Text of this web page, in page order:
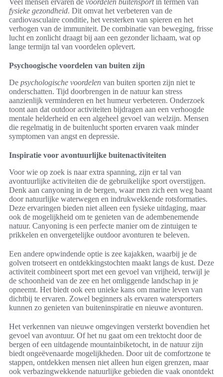
Veel mensen ervaren de voordelen buitensportin termen van
fysieke gezondheid. Dit omvat het verbeteren van de
cardiovasculaire conditie, het versterken van spieren en het
verhogen van de immuniteit. De combinatie van beweging, frisse
lucht en zonlicht draagt bij aan een gezonder lichaam, wat op
lange termijn tal van voordelen oplevert.
Psychoogische voordelen van buiten zijn
De psychologische voordelen van buiten sporten zijn niet te
onderschatten. Tijd doorbrengen in de natuur kan stress
aanzienlijk verminderen en het humeur verbeteren. Onderzoek
toont aan dat outdoor activiteiten bijdragen aan een verhoogde
mentale helderheid en een algeheel gevoel van welzijn. Mensen
die regelmatig in de buitenlucht sporten ervaren vaak minder
symptomen van angst en depressie.
Inspiratie voor avontuurlijke buitenactiviteiten
Voor wie op zoek is naar extra spanning, zijn er tal van
avontuurlijke activiteiten die de gebruikelijke sport overstijgen.
Denk aan canyoning in de bergen, waar men zich een weg baant
door natuurlijke waterwegen en indrukwekkende rotsformaties.
Deze ervaringen bieden niet alleen een fysieke uitdaging, maar
ook de mogelijkheid om te genieten van de adembenemende
natuur. Canyoning is een perfecte manier om de zintuigen te
prikkelen en onvergetelijke outdoor avonturen te beleven.
Een andere opwindende optie is zee kajakken, waarbij je de
golven trotseert en ontdekkingstochten maakt langs de kust. Deze
activiteit combineert sport met een gevoel van vrijheid, terwijl je
de schoonheid van de zee en het omliggende landschap in je
opneemt. Het biedt ook een unieke kans om marine leven van
dichtbij te ervaren. Zowel beginners als ervaren watersporters
kunnen zo genieten van buiteninspiratie en nieuwe avonturen.
Het verkennen van nieuwe omgevingen versterkt bovendien het
gevoel van avontuur. Of het nu gaat om een trektocht door de
bergen of een uitdagende mountainbiketocht, in de natuur zijn
biedt ongeëvenaarde mogelijkheden. Door uit de comfortzone te
stappen, ontdekken mensen niet alleen hun eigen grenzen, maar
ook verbazingwekkende natuurlijke gebieden die vaak onontdekt